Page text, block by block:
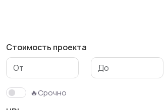
Стоимость проекта
🔥Срочно